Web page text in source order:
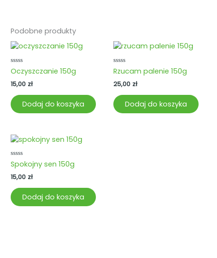
Podobne produkty
Oceniono
0
na
5
Oczyszczanie 150g
15,00 zł
Dodaj do koszyka
Oceniono
0
na
5
Rzucam palenie 150g
25,00 zł
Dodaj do koszyka
Oceniono
0
na
5
Spokojny sen 150g
15,00 zł
Dodaj do koszyka